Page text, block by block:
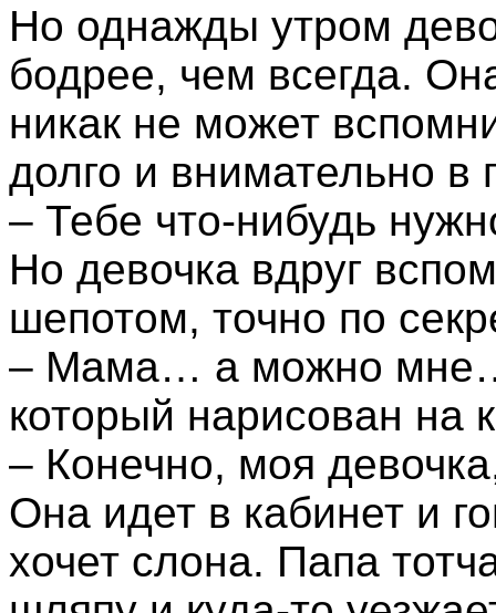
Но однажды утром
бодрее, чем всегда.
никак не может
долго и внимательно в
– Тебе что-нибудь
Но девочка вдруг
шепотом, точно по
– Мама… а можно мне…
который нарисован
– Конечно, моя
Она идет в кабинет и
хочет слона. Папа